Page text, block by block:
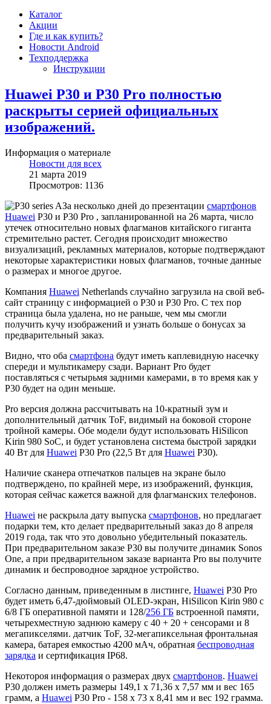
Каталог
Акции
Где и как купить?
Новости Android
Техподдержка
Инструкции
Huawei P30 и P30 Pro полностью
раскрыты серией официальных
изображений.
Информация о материале
Новости для всех
21 марта 2019
Просмотров: 1136
За несколько дней до презентации смартфонов
Huawei P30 и P30 Pro , запланированной на 26 марта, число
утечек относительно новых флагманов китайского гиганта
стремительно растет. Сегодня происходит множество
визуализаций, рекламных материалов, которые подтверждают
некоторые характеристики новых флагманов, точные данные
о размерах и многое другое.
Компания Huawei Netherlands случайно загрузила на свой веб-
сайт страницу с информацией о P30 и P30 Pro. С тех пор
страница была удалена, но не раньше, чем мы смогли
получить кучу изображений и узнать больше о бонусах за
предварительный заказ.
Видно, что оба смартфона будут иметь каплевидную насечку
спереди и мультикамеру сзади. Вариант Pro будет
поставляться с четырьмя задними камерами, в то время как у
P30 будет на один меньше.
Pro версия должна рассчитывать на 10-кратный зум и
дополнительный датчик ToF, видимый на боковой стороне
тройной камеры. Обе модели будут использовать HiSilicon
Kirin 980 SoC, и будет установлена ​​система быстрой зарядки
40 Вт для Huawei P30 Pro (22,5 Вт для Huawei P30).
Наличие сканера отпечатков пальцев на экране было
подтверждено, по крайней мере, из изображений, функция,
которая сейчас кажется важной для флагманских телефонов.
Huawei не раскрыла дату выпуска смартфонов, но предлагает
подарки тем, кто делает предварительный заказ до 8 апреля
2019 года, так что это довольно убедительный показатель.
При предварительном заказе P30 вы получите динамик Sonos
One, а при предварительном заказе варианта Pro вы получите
динамик и беспроводное зарядное устройство.
Согласно данным, приведенным в листинге, Huawei P30 Pro
будет иметь 6,47-дюймовый OLED-экран, HiSilicon Kirin 980 с
6/8 ГБ оперативной памяти и 128/256 ГБ встроенной памяти,
четырехместную заднюю камеру с 40 + 20 + сенсорами и 8
мегапикселями. датчик ToF, 32-мегапиксельная фронтальная
камера, батарея емкостью 4200 мАч, обратная беспроводная
зарядка и сертификация IP68.
Некотороя информация о размерах двух смартфонов. Huawei
P30 должен иметь размеры 149,1 x 71,36 x 7,57 мм и вес 165
грамм, а Huawei P30 Pro - 158 x 73 x 8,41 мм и вес 192 грамма.